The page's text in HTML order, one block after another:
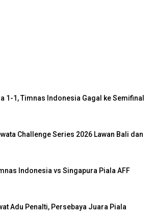
1-1, Timnas Indonesia Gagal ke Semifinal
Challenge Series 2026 Lawan Bali dan
Indonesia vs Singapura Piala AFF
Adu Penalti, Persebaya Juara Piala